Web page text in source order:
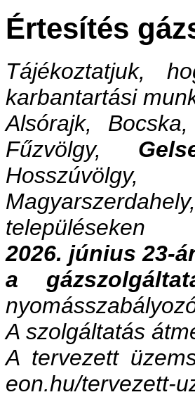
Értesítés
Tájékoztatjuk,
karbantartási
Alsórajk,
Fűzvölgy,
Hosszúvölgy,
településeken
2026. június 23-
a
A szolgáltatás
A tervezett
eon.hu/tervezett-